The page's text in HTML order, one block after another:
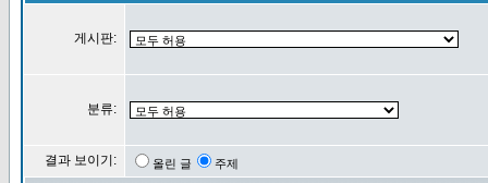
게시판:
분류:
결과 보이기: 올린 글 주제